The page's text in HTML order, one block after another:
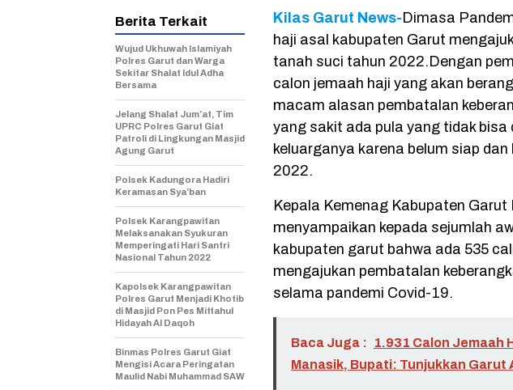
Kilas Garut News- Dimasa
haji asal kabupaten Garut
tanah suci tahun 2022.Dengan
calon jemaah haji yang akan
macam alasan pembatalan
yang sakit ada pula yang tidak bisa
keluarganya karena belum siap
2022.
Kepala Kemenag Kabupaten
menyampaikan kepada sejumlah
kabupaten garut bahwa ada 535
mengajukan pembatalan
selama pandemi Covid-19.
Baca Juga :
1.931 Calon Jemaah
Manasik, Bupati: Tunjukkan Garut
Berita Terkait
Wujud Ukhuwah Islamiyah
Polres Garut dan Warga
Sekitar Shalat Idul Adha
Bersama
Jelang Shalat Jum’at, Tim
UPRC Polres Garut Giat
Patroli di Lingkungan Masjid
Agung Garut
Polsek Kadungora Hadiri
Keramasan Sya’ban
Polsek Karangpawitan
Melaksanakan Syukuran
Memperingati Hari Santri
Nasional Tahun 2022
Kapolsek Karangpawitan
Polres Garut Menjadi Khotib
di Masjid Pon Pes Miftahul
Hidayah Al Daqoh
Binmas Polres Garut Giat
Mengisi Acara Peringatan
Maulid Nabi Muhammad SAW